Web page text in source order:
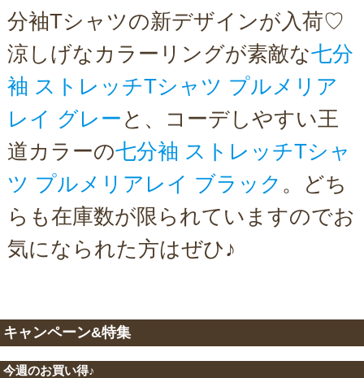
分袖Tシャツの新デザインが入荷♡
涼しげなカラーリングが素敵な七分
袖 ストレッチTシャツ プルメリア
レイ グレー と、コーデしやすい王
道カラーの七分袖 ストレッチTシャ
ツ プルメリアレイ ブラック 。どち
らも在庫数が限られていますのでお
気になられた方はぜひ♪
キャンペーン&特集
今週のお買い得♪